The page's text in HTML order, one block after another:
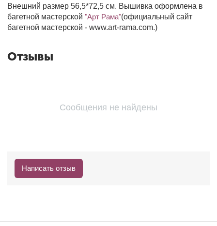
Внешний размер 56,5*72,5 см. Вышивка оформлена в
багетной мастерской "Арт Рама"(официальный сайт
багетной мастерской - www.art-rama.com.)
Отзывы
Сообщения не найдены
Написать отзыв